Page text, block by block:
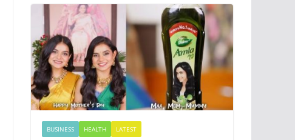
BUSINESS HEALTH LATEST